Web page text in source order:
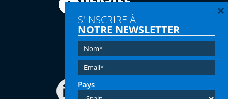
Tel:(+34) 91 616 60 00
Email:info@hersill.com
S'INSCRIRE À
NOTRE NEWSLETTER
Pays
×